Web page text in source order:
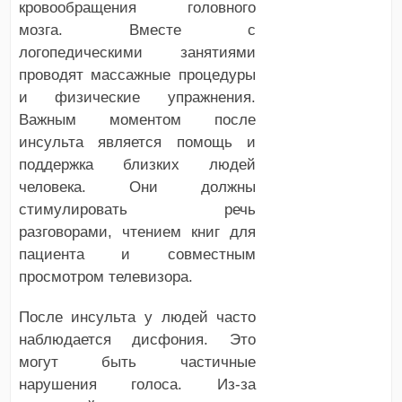
кровообращения головного
мозга. Вместе с
логопедическими занятиями
проводят массажные процедуры
и физические упражнения.
Важным моментом после
инсульта является помощь и
поддержка близких людей
человека. Они должны
стимулировать речь
разговорами, чтением книг для
пациента и совместным
просмотром телевизора.
После инсульта у людей часто
наблюдается дисфония. Это
могут быть частичные
нарушения голоса. Из-за